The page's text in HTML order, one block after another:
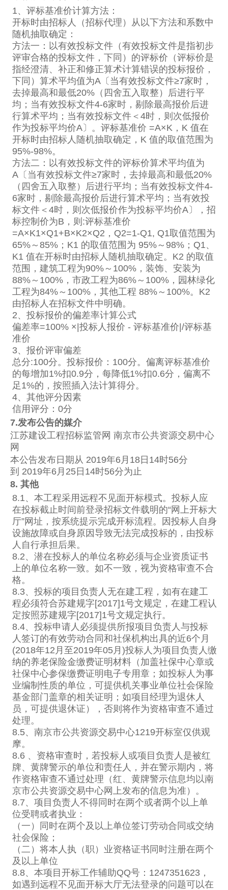
1、评标基准价计算方法：
开标时由招标人（招标代理）从以下方法和系数中
随机抽取确定：
方法一：以有效投标文件（有效投标文件是指初步
评审合格的投标文件，下同）的评标价（评标价是
指经澄清、补正和修正算术计算错误的投标报价，
下同）算术平均值为A〔当有效投标文件≥7家时，
去掉最高和最低20%（四舍五入取整）后进行平
均；当有效投标文件4-6家时，剔除最高报价后进
行算术平均；当有效投标文件＜4时，则次低报价
作为投标平均价A〕。评标基准价 =A×K，K 值在
开标时由招标人随机抽取确定，K 值的取值范围为
95%-98%。
方法二：以有效投标文件的评标价算术平均值为
A〔当有效投标文件≥7家时，去掉最高和最低20%
（四舍五入取整）后进行平均；当有效投标文件4-
6家时，剔除最高报价后进行算术平均；当有效投
标文件＜4时，则次低报价作为投标平均价A〕，招
标控制价为B，则:评标基准价
=A×K1×Q1+B×K2×Q2，Q2=1-Q1, Q1取值范围为
65%～85%；K1 的取值范围为 95%～98%；Q1、
K1 值在开标时由招标人随机抽取确定。K2 的取值
范围，建筑工程为90%～100%，装饰、安装为
88%～100%，市政工程为86%～100%，园林绿化
工程为84%～100%，其他工程 88%～100%。K2
由招标人在招标文件中明确。
2、投标报价的偏差率计算公式
偏差率=100% ×|投标人报价 - 评标基准价|/评标基
准价
3、报价评审偏差
总分:100分。投标报价：100分。偏离评标基准价
的每增加1%扣0.9分，每降低1%扣0.6分，偏离不
足1%的，按照插入法计算得分。
4、其他评分因素
信用评分：0分
7.发布公告的媒介
江苏建设工程招标监管网 南京市公共资源交易中心
网
本公告发布日期从 2019年6月18日14时56分
到 2019年6月25日14时56分为止
8. 其他
8.1、本工程采用远程不见面开标模式。投标人应
在投标截止时间前登录招标文件载明的“网上开标大
厅”网址，按系统提示完成开标流程。因投标人自身
设施故障或自身原因导致无法完成投标的，由投标
人自行承担后果。
8.2、潜在投标人的单位名称必须与企业资质证书
上的单位名称一致。如不一致，视为资格审查不合
格。
8.3、投标的项目负责人无在建工程，如有在建工
程必须符合苏建规字[2017]1号文规定，在建工程认
定按照苏建规字[2017]1号文规定执行。
8.4、投标申请人必须提供所报项目负责人与投标
人签订的有效劳动合同和社保机构出具的近6个月
(2018年12月至2019年05月)投标人为项目负责人缴
纳的养老保险金缴费证明材料（加盖社保中心章或
社保中心参保缴费证明电子专用章；如投标人为事
业编制性质的单位，可提供机关事业单位社会保险
基金部门盖章的相关证明；如项目经理为退休人
员，可提供退休证），否则将作为资格审查不通过
处理。
8.5、南京市公共资源交易中心1219开标室仅供观
摩。
8.6 、资格审查时，若投标人或项目负责人是被红
牌、黄牌警示的单位和责任人，并在警示期内，将
作资格审查不通过处理（红、黄牌警示信息均以南
京市公共资源交易中心网上发布的信息为准）。
8.7、项目负责人不得同时在两个或者两个以上单
位受聘或者执业：
（一）同时在两个及以上单位签订劳动合同或交纳
社会保险；
（二）将本人执（职）业资格证书同时注册在两个
及以上单位
8.8、本项目开标工作辅助QQ号：1247351623，
如遇到远程不见面开标大厅无法登录的问题可以在